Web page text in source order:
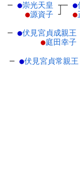
─ ●崇光天皇 ┬
●源資子 ┘
─ ●
●
─ ●伏見宮貞成親王
●庭田幸子
─ ●伏見宮貞常親王